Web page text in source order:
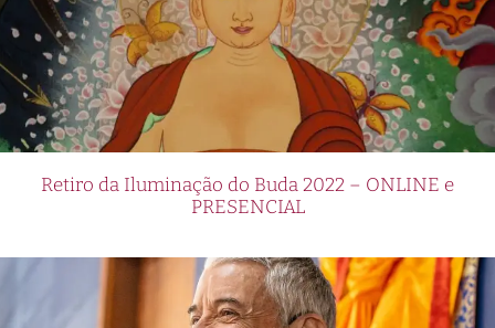
Retiro da Iluminação do Buda 2022 – ONLINE e
PRESENCIAL